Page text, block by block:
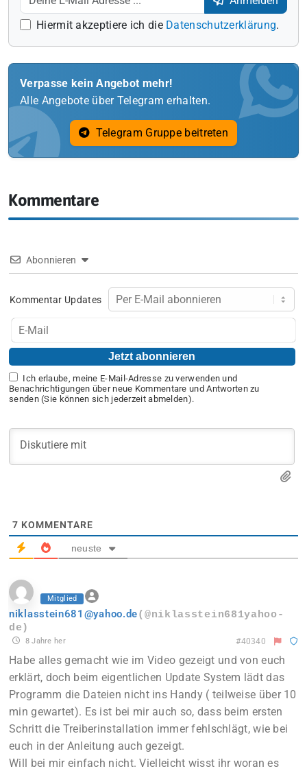
Hiermit akzeptiere ich die Datenschutzerklärung.
Verpasse kein Angebot mehr!
Alle Angebote über Telegram erhalten.
Telegram Gruppe beitreten
Kommentare
Abonnieren
Kommentar Updates
Ich erlaube, meine E-Mail-Adresse zu verwenden und
Benachrichtigungen über neue Kommentare und Antworten zu
senden (Sie können sich jederzeit abmelden).
7 KOMMENTARE
neuste
Mitglied
niklasstein681@yahoo.de(@niklasstein681yahoo-
de)
8 Jahre her #40340
Habe alles gemacht wie im Video gezeigt und von euch
erklärt, doch beim eigentlichen Update System lädt das
Programm die Dateien nicht ins Handy ( teilweise über 10
min gewartet). Es ist bei mir auch so, dass beim ersten
Schritt die Treiberinstallation immer fehlschlägt, wie bei
euch in der Anleitung auch gezeigt.
Will bei mir einfach nicht. Vielleicht wisst ihr woran es